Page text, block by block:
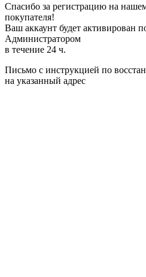
Спасибо за регистрацию на
покупателя!
Ваш аккаунт будет активирован
Администратором
в течение 24 ч.
Письмо с инструкцией по
на указанный адрес